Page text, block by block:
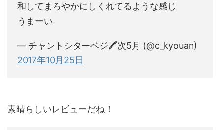
和してまろやかにしくれてるような感じ
うまーい
— チャントシターベジ🖍次5月 (@c_kyouan)
2017年10月25日
素晴らしいレビューだね！